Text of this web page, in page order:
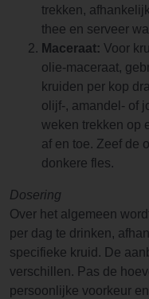
trekken,
thee en serveer
Maceraat: Voor
olie-maceraat,
kruiden per kop
olijf-, amandel- of
weken trekken op
af en toe. Zeef de
donkere fles.
Dosering
Over het algemeen
per dag te drinken,
specifieke kruid. De
verschillen. Pas de
persoonlijke voorkeur